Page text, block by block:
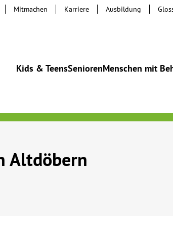
Kids & TeensSeniorenMenschen mit
Mitmachen Karriere Ausbildung
Altdöbern